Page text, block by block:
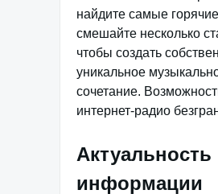
найдите самые
смешайте несколько
чтобы создать
уникальное
сочетание.
интернет-радио
Актуальность
информации